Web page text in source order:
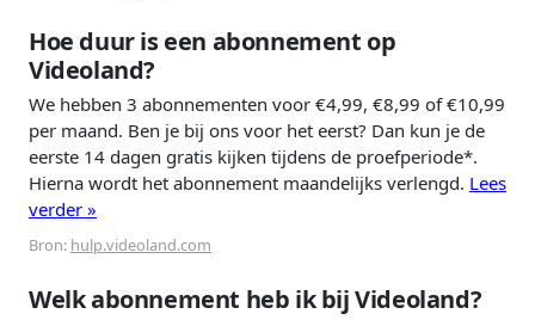
Hoe duur is een abonnement op
Videoland?
We hebben 3 abonnementen voor €4,99, €8,99 of €10,99
per maand. Ben je bij ons voor het eerst? Dan kun je de
eerste 14 dagen gratis kijken tijdens de proefperiode*.
Hierna wordt het abonnement maandelijks verlengd. Lees
verder »
Bron: hulp.videoland.com
Welk abonnement heb ik bij Videoland?